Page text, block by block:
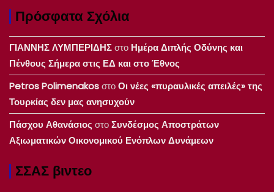
Πρόσφατα Σχόλια
ΓΙΑΝΝΗΣ ΛΥΜΠΕΡΙΔΗΣστο Ημέρα Διπλής Οδύνης και
Πένθους Σήμερα στις ΕΔ και στο Έθνος
Petros PolimenakosστοΟι νέες «πυραυλικές απειλές» της
Τουρκίας δεν μας ανησυχούν
Πάσχου Αθανάσιος στοΣυνδέσμος Αποστράτων
Αξιωματικών Οικονομικού Ενόπλων Δυνάμεων
ΣΣΑΣ βιντεο